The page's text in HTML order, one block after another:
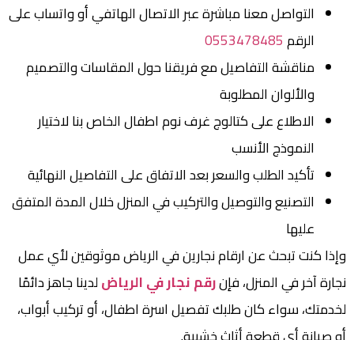
التواصل معنا مباشرة عبر الاتصال الهاتفي أو واتساب على
الرقم0553478485
مناقشة التفاصيل مع فريقنا حول المقاسات والتصميم
والألوان المطلوبة
الاطلاع على كتالوج غرف نوم اطفال الخاص بنا لاختيار
النموذج الأنسب
تأكيد الطلب والسعر بعد الاتفاق على التفاصيل النهائية
التصنيع والتوصيل والتركيب في المنزل خلال المدة المتفق
عليها
وإذا كنت تبحث عن ارقام نجارين في الرياض موثوقين لأي عمل
نجارة آخر في المنزل، فإنرقم نجار في الرياضلدينا جاهز دائمًا
لخدمتك، سواء كان طلبك تفصيل اسرة اطفال، أو تركيب أبواب،